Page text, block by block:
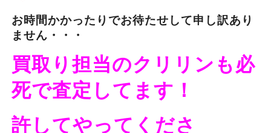
お時間かかったりでお待たせして申し訳あり
ません・・・
買取り担当のクリリンも必
死で査定してます！
許してやってくださ